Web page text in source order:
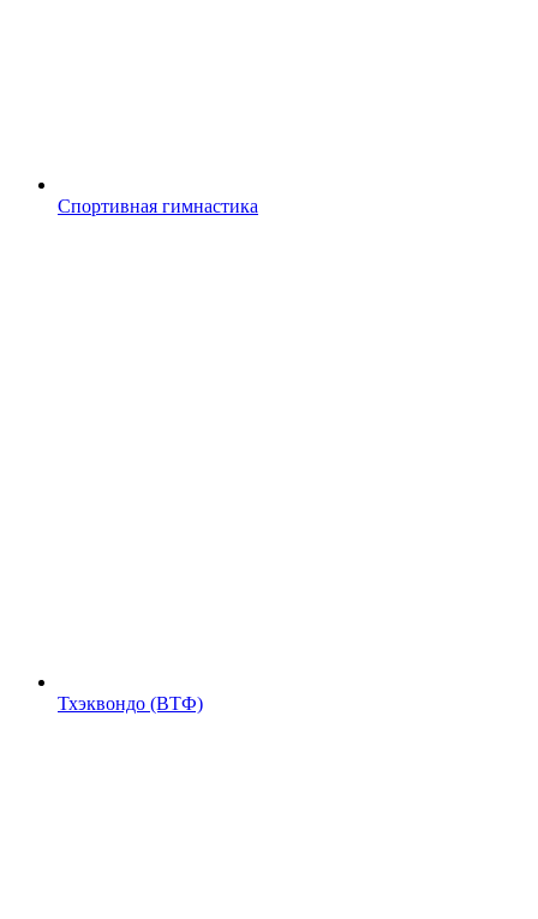
Спортивная гимнастика
Тхэквондо (ВТФ)